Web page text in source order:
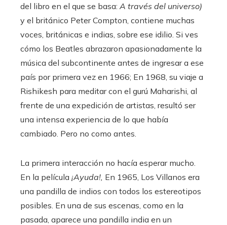
del libro en el que se basa: A través del universo)
y el británico Peter Compton, contiene muchas
voces, británicas e indias, sobre ese idilio. Si ves
cómo los Beatles abrazaron apasionadamente la
música del subcontinente antes de ingresar a ese
país por primera vez en 1966; En 1968, su viaje a
Rishikesh para meditar con el gurú Maharishi, al
frente de una expedición de artistas, resultó ser
una intensa experiencia de lo que había
cambiado. Pero no como antes.
La primera interacción no hacía esperar mucho.
En la película ¡Ayuda!, En 1965, Los Villanos era
una pandilla de indios con todos los estereotipos
posibles. En una de sus escenas, como en la
pasada, aparece una pandilla india en un